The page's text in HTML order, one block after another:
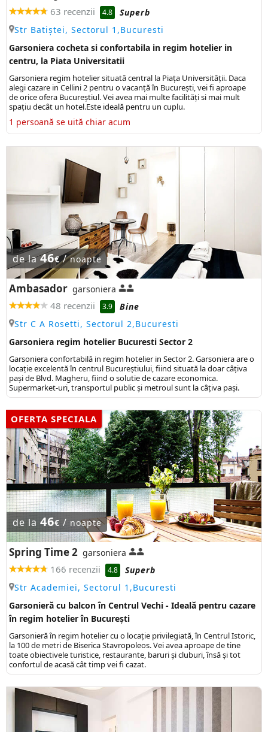
63 recenzii 4.8
Superb
Str Batiștei, Sectorul 1,Bucuresti
Garsoniera cocheta si confortabila in regim hotelier in
centru, la Piata Universitatii
Garsoniera regim hotelier situată central la Piața Universității. Daca
alegi cazare in Cellini 2 pentru o vacanță în București, vei fi aproape
de orice ofera Bucureștiul. Vei avea mai multe facilități si mai mult
spațiu decât un hotel.Este ideală pentru un cuplu.
1 persoană se uită chiar acum
de la46€/noapte
Ambasador garsoniera
48 recenzii 3.9
Bine
Str C A Rosetti, Sectorul 2,Bucuresti
Garsoniera regim hotelier Bucuresti Sector 2
Garsoniera confortabilă in regim hotelier in Sector 2. Garsoniera are o
locație excelentă în centrul Bucureștiului, fiind situată la doar câțiva
pași de Blvd. Magheru, fiind o solutie de cazare economica.
Supermarket-uri, transportul public şi metroul sunt la câţiva paşi.
OFERTA SPECIALA
de la 46€ / noapte
Spring Time 2 garsoniera
166 recenzii 4.8
Superb
Str Academiei, Sectorul 1,Bucuresti
Garsonieră cu balcon în Centrul Vechi - Ideală pentru cazare
în regim hotelier în București
Garsonieră în regim hotelier cu o locație privilegiată, în Centrul Istoric,
la 100 de metri de Biserica Stavropoleos. Vei avea aproape de tine
toate obiectivele turistice, restaurante, baruri și cluburi, însă și tot
confortul de acasă cât timp vei fi cazat.